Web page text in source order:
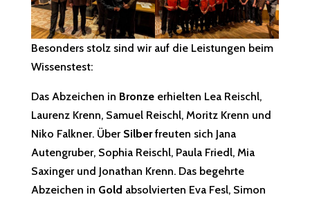
Besonders stolz sind wir auf die Leistungen beim
Wissenstest:
Das Abzeichen in Bronzeerhielten Lea Reischl,
Laurenz Krenn, Samuel Reischl, Moritz Krenn und
Niko Falkner. Über Silberfreuten sich Jana
Autengruber, Sophia Reischl, Paula Friedl, Mia
Saxinger und Jonathan Krenn. Das begehrte
Abzeichen in Gold absolvierten Eva Fesl, Simon